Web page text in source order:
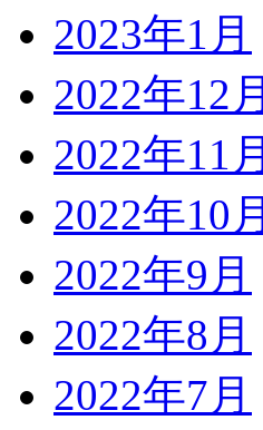
2023年1月
2022年12月
2022年11月
2022年10月
2022年9月
2022年8月
2022年7月